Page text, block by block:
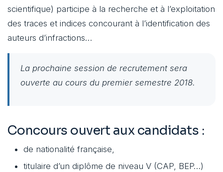
scientifique) participe à la recherche et à l’exploitation
des traces et indices concourant à l’identification des
auteurs d’infractions…
La prochaine session de recrutement sera
ouverte au cours du premier semestre 2018.
Concours ouvert aux candidats :
de nationalité française,
titulaire d’un diplôme de niveau V (CAP, BEP…)